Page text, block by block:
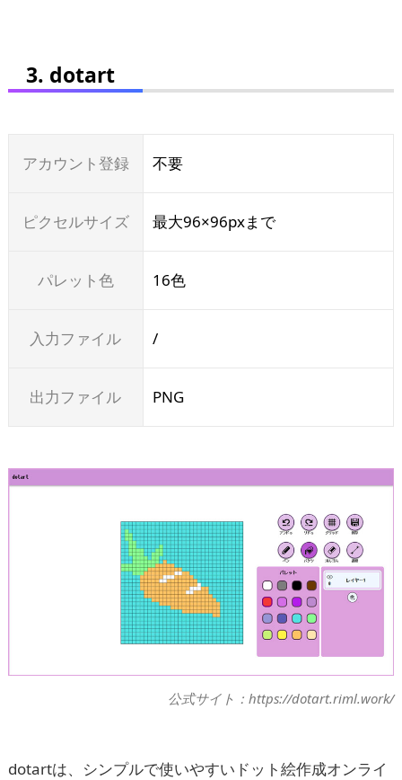
3. dotart
アカウント登録 不要
ピクセルサイズ 最大96×96pxまで
パレット色 16色
入力ファイル /
出力ファイル PNG
公式サイト：https://dotart.riml.work/
dotartは、シンプルで使いやすいドット絵作成オンライ